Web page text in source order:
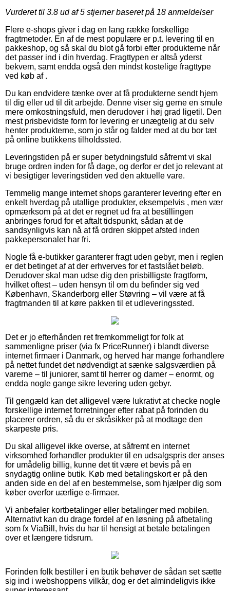
Vurderet til 3.8 ud af 5 stjerner baseret på 18 anmeldelser
Flere e-shops giver i dag en lang række forskellige
fragtmetoder. En af de mest populære er p.t. levering til en
pakkeshop, og så skal du blot gå forbi efter produkterne når
det passer ind i din hverdag. Fragttypen er altså yderst
bekvem, samt endda også den mindst kostelige fragttype
ved køb af .
Du kan endvidere tænke over at få produkterne sendt hjem
til dig eller ud til dit arbejde. Denne viser sig gerne en smule
mere omkostningsfuld, men derudover i høj grad ligetil. Den
mest prisbevidste form for levering er unægtelig at du selv
henter produkterne, som jo står og falder med at du bor tæt
på online butikkens tilholdssted.
Leveringstiden på er super betydningsfuld såfremt vi skal
bruge ordren inden for få dage, og derfor er det jo relevant at
vi besigtiger leveringstiden ved den aktuelle vare.
Temmelig mange internet shops garanterer levering efter en
enkelt hverdag på utallige produkter, eksempelvis , men vær
opmærksom på at det er regnet ud fra at bestillingen
anbringes forud for et aftalt tidspunkt, sådan at de
sandsynligvis kan nå at få ordren skippet afsted inden
pakkepersonalet har fri.
Nogle få e-butikker garanterer fragt uden gebyr, men i reglen
er det betinget af at der erhverves for et fastslået beløb.
Derudover skal man udse dig den prisbilligste fragtform,
hvilket oftest – uden hensyn til om du befinder sig ved
København, Skanderborg eller Støvring – vil være at få
fragtmanden til at køre pakken til et udleveringssted.
Det er jo efterhånden ret fremkommeligt for folk at
sammenligne priser (via fx PriceRunner) i blandt diverse
internet firmaer i Danmark, og herved har mange forhandlere
på nettet fundet det nødvendigt at sænke salgsværdien på
varerne – til juniorer, samt til herrer og damer – enormt, og
endda nogle gange sikre levering uden gebyr.
Til gengæld kan det alligevel være lukrativt at checke nogle
forskellige internet forretninger efter rabat på forinden du
placerer ordren, så du er skråsikker på at modtage den
skarpeste pris.
Du skal alligevel ikke overse, at såfremt en internet
virksomhed forhandler produkter til en udsalgspris der anses
for umådelig billig, kunne det tit være et bevis på en
snydagtig online butik. Køb med betalingskort er på den
anden side en del af en bestemmelse, som hjælper dig som
køber overfor uærlige e-firmaer.
Vi anbefaler kortbetalinger eller betalinger med mobilen.
Alternativt kan du drage fordel af en løsning på afbetaling
som fx ViaBill, hvis du har til hensigt at betale betalingen
over et længere tidsrum.
Forinden folk bestiller i en butik behøver de sådan set sætte
sig ind i webshoppens vilkår, dog er det almindeligvis ikke